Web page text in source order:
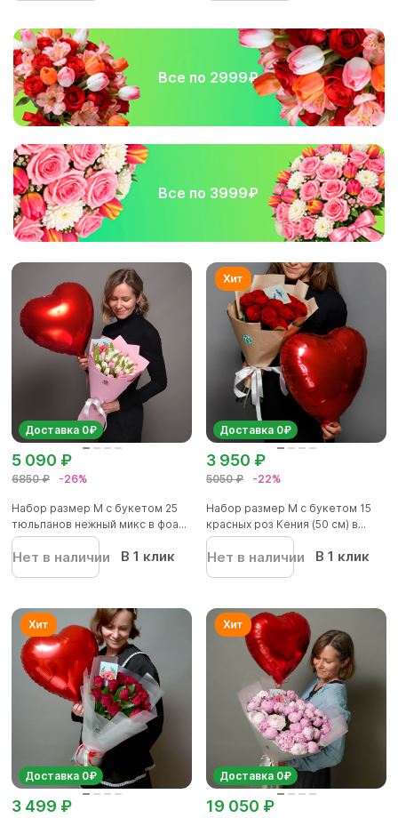
Все по 2999₽
Все по 3999₽
Доставка 0₽
6850 ₽ -26%
5 090 ₽
Набор размер M с букетом 25
тюльпанов нежный микс в фоа...
Нет в наличии В 1 клик
Доставка 0₽
5050 ₽ -22%
3 950 ₽
Набор размер M с букетом 15
красных роз Кения (50 см) в...
Нет в наличии В 1 клик
Доставка 0₽
3 499 ₽
Доставка 0₽
19 050 ₽